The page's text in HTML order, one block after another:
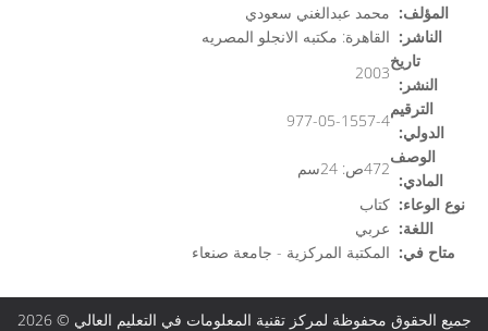
المؤلف: محمد عبدالغني سعودي
الناشر: القاهرة: مكتبه الانجلو المصريه
تاريخ
النشر:
2003
الترقيم
الدولي:
977-05-1557-4
الوصف
المادي:
472ص: 24سم
نوع الوعاء: كتاب
اللغة: عربي
متاح في: المكتبة المركزية - جامعة صنعاء
جميع الحقوق محفوظة لمركز تقنية المعلومات في التعليم العالي © 2026